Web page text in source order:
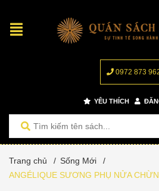
0972 873
YÊU THÍCH
Trang chủ / Sống Mới
/
ANGÉLIQUE SƯƠNG PHỤ NỬA